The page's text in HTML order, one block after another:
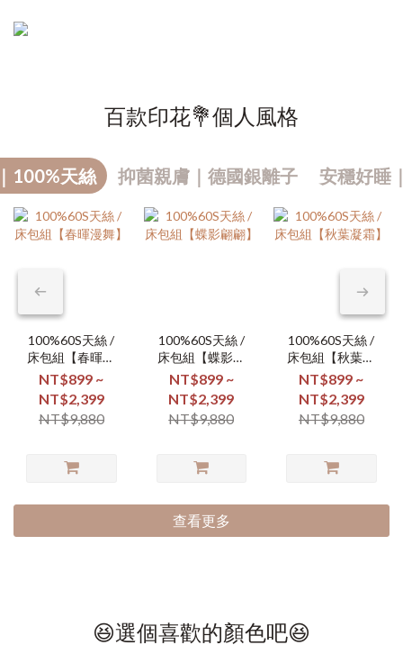
百款印花💐個人風格
100%天絲 抑菌親膚｜德國銀離子 安穩好睡
100%60S天絲 /
床包組【春暉漫
舞】
NT$899 ~
NT$2,399
NT$9,880
100%60S天絲 /
床包組【蝶影翩
翩】
NT$899 ~
NT$2,399
NT$9,880
100%60S天絲 /
床包組【秋葉凝
霜】
NT$899 ~
NT$2,399
NT$9,880
查看更多
😆選個喜歡的顏色吧😆